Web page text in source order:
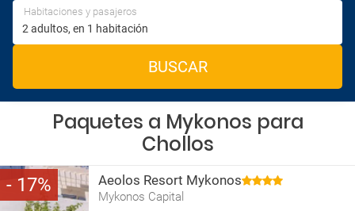
Habitaciones y pasajeros
BUSCAR
Paquetes a Mykonos para
Chollos
17 Aeolos Resort Mykonos
Mykonos Capital